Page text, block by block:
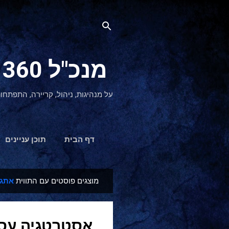
מנכ"ל 360 CEO - מנהיגות והתפתחות אישית
על מנהיגות, ניהול, קריירה,
דף הבית תוכן עניינים
ש
מוצגים פוסטים עם התווית